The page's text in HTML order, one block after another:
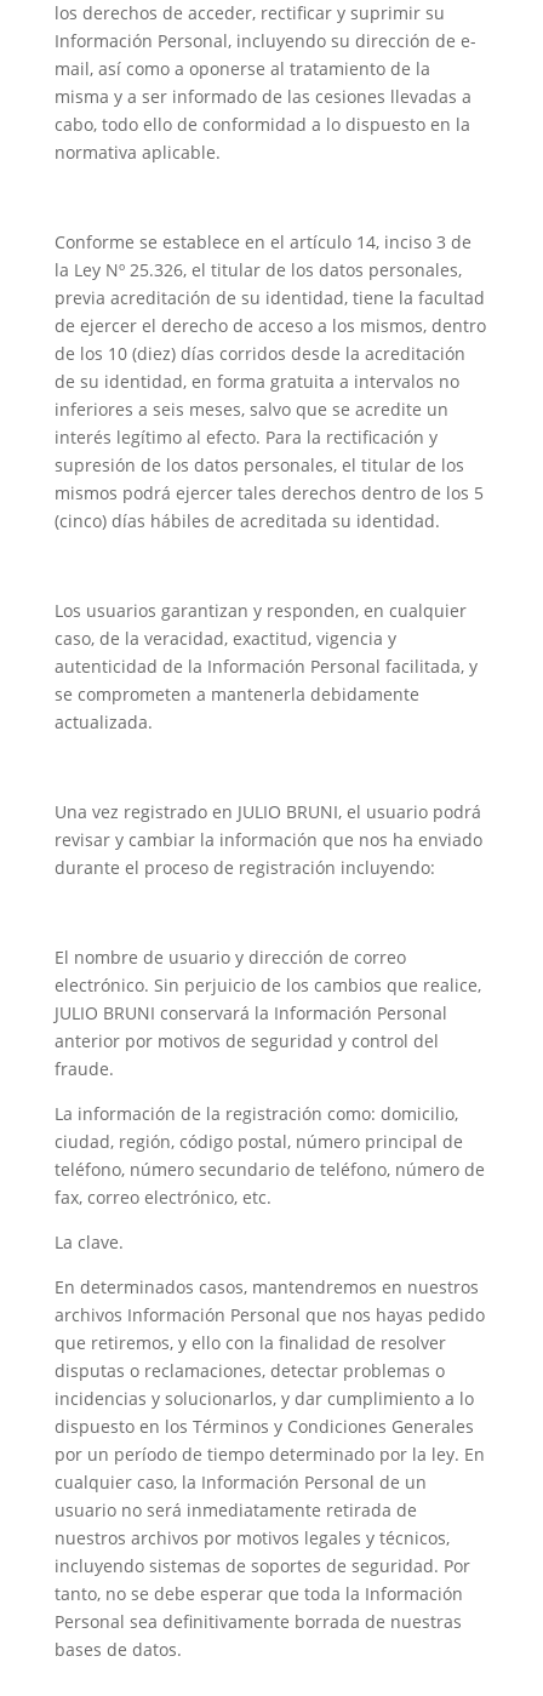
los derechos de acceder, rectificar y suprimir su
Información Personal, incluyendo su dirección de e-
mail, así como a oponerse al tratamiento de la
misma y a ser informado de las cesiones llevadas a
cabo, todo ello de conformidad a lo dispuesto en la
normativa aplicable.
Conforme se establece en el artículo 14, inciso 3 de
la Ley Nº 25.326, el titular de los datos personales,
previa acreditación de su identidad, tiene la facultad
de ejercer el derecho de acceso a los mismos, dentro
de los 10 (diez) días corridos desde la acreditación
de su identidad, en forma gratuita a intervalos no
inferiores a seis meses, salvo que se acredite un
interés legítimo al efecto. Para la rectificación y
supresión de los datos personales, el titular de los
mismos podrá ejercer tales derechos dentro de los 5
(cinco) días hábiles de acreditada su identidad.
Los usuarios garantizan y responden, en cualquier
caso, de la veracidad, exactitud, vigencia y
autenticidad de la Información Personal facilitada, y
se comprometen a mantenerla debidamente
actualizada.
Una vez registrado en JULIO BRUNI, el usuario podrá
revisar y cambiar la información que nos ha enviado
durante el proceso de registración incluyendo:
El nombre de usuario y dirección de correo
electrónico. Sin perjuicio de los cambios que realice,
JULIO BRUNI conservará la Información Personal
anterior por motivos de seguridad y control del
fraude.
La información de la registración como: domicilio,
ciudad, región, código postal, número principal de
teléfono, número secundario de teléfono, número de
fax, correo electrónico, etc.
La clave.
En determinados casos, mantendremos en nuestros
archivos Información Personal que nos hayas pedido
que retiremos, y ello con la finalidad de resolver
disputas o reclamaciones, detectar problemas o
incidencias y solucionarlos, y dar cumplimiento a lo
dispuesto en los Términos y Condiciones Generales
por un período de tiempo determinado por la ley. En
cualquier caso, la Información Personal de un
usuario no será inmediatamente retirada de
nuestros archivos por motivos legales y técnicos,
incluyendo sistemas de soportes de seguridad. Por
tanto, no se debe esperar que toda la Información
Personal sea definitivamente borrada de nuestras
bases de datos.